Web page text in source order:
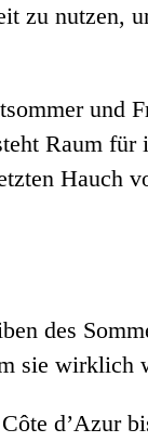
zu nutzen,
und
Raum für
Hauch
des
sie wirklich
d’Azur